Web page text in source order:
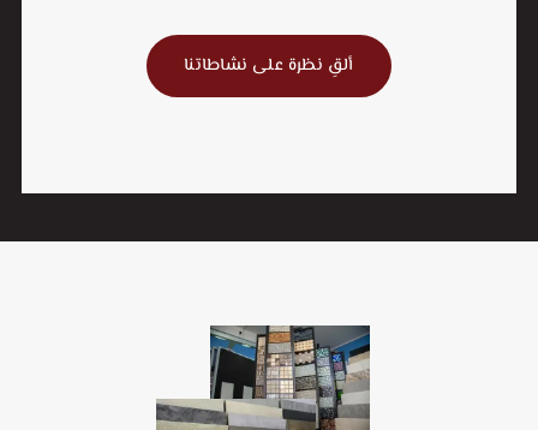
ألقِ نظرة على نشاطاتنا